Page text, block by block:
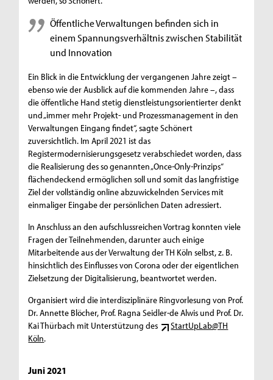
Öffentliche Verwaltungen befinden sich in
einem Spannungsverhältnis zwischen Stabilität
und Innovation
Ein Blick in die Entwicklung der vergangenen Jahre zeigt –
ebenso wie der Ausblick auf die kommenden Jahre –, dass
die öffentliche Hand stetig dienstleistungsorientierter denkt
und „immer mehr Projekt- und Prozessmanagement in den
Verwaltungen Eingang findet“, sagte Schönert
zuversichtlich. Im April 2021 ist das
Registermodernisierungsgesetz verabschiedet worden, dass
die Realisierung des so genannten „Once-Only-Prinzips“
flächendeckend ermöglichen soll und somit das langfristige
Ziel der vollständig online abzuwickelnden Services mit
einmaliger Eingabe der persönlichen Daten adressiert.
In Anschluss an den aufschlussreichen Vortrag konnten viele
Fragen der Teilnehmenden, darunter auch einige
Mitarbeitende aus der Verwaltung der TH Köln selbst, z. B.
hinsichtlich des Einflusses von Corona oder der eigentlichen
Zielsetzung der Digitalisierung, beantwortet werden.
Organisiert wird die interdisziplinäre Ringvorlesung von Prof.
Dr. Annette Blöcher, Prof. Ragna Seidler-de Alwis und Prof. Dr.
Kai Thürbach mit Unterstützung des
StartUpLab@TH
Köln.
Juni 2021